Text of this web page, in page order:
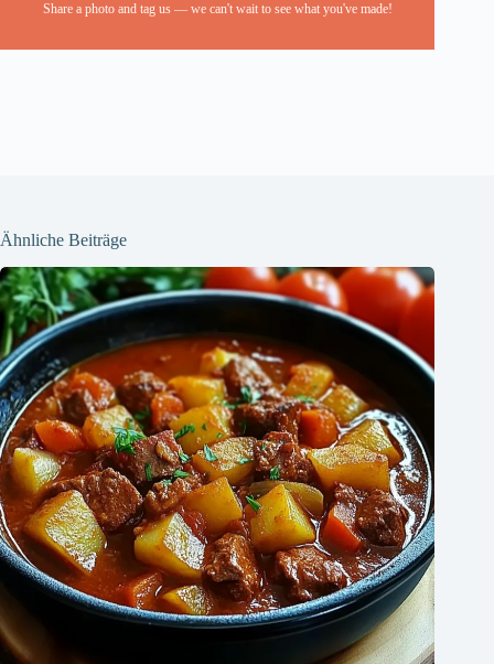
Share a photo and tag us — we can't wait to see what you've made!
Ähnliche Beiträge